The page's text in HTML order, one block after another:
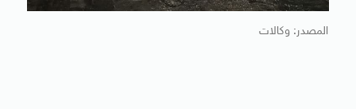
المصدر: وكالات